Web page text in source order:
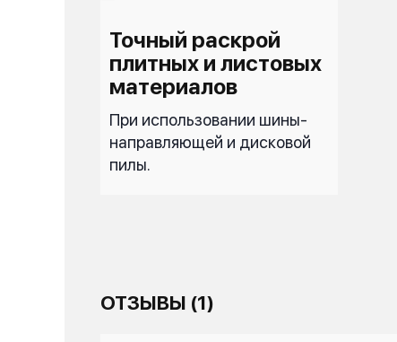
Точный раскрой
плитных и листовых
материалов
При использовании шины-
направляющей и дисковой
пилы.
ОТЗЫВЫ (1)